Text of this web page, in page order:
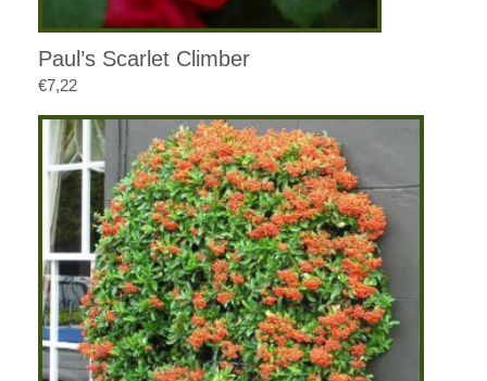
Paul’s Scarlet Climber
€7,22